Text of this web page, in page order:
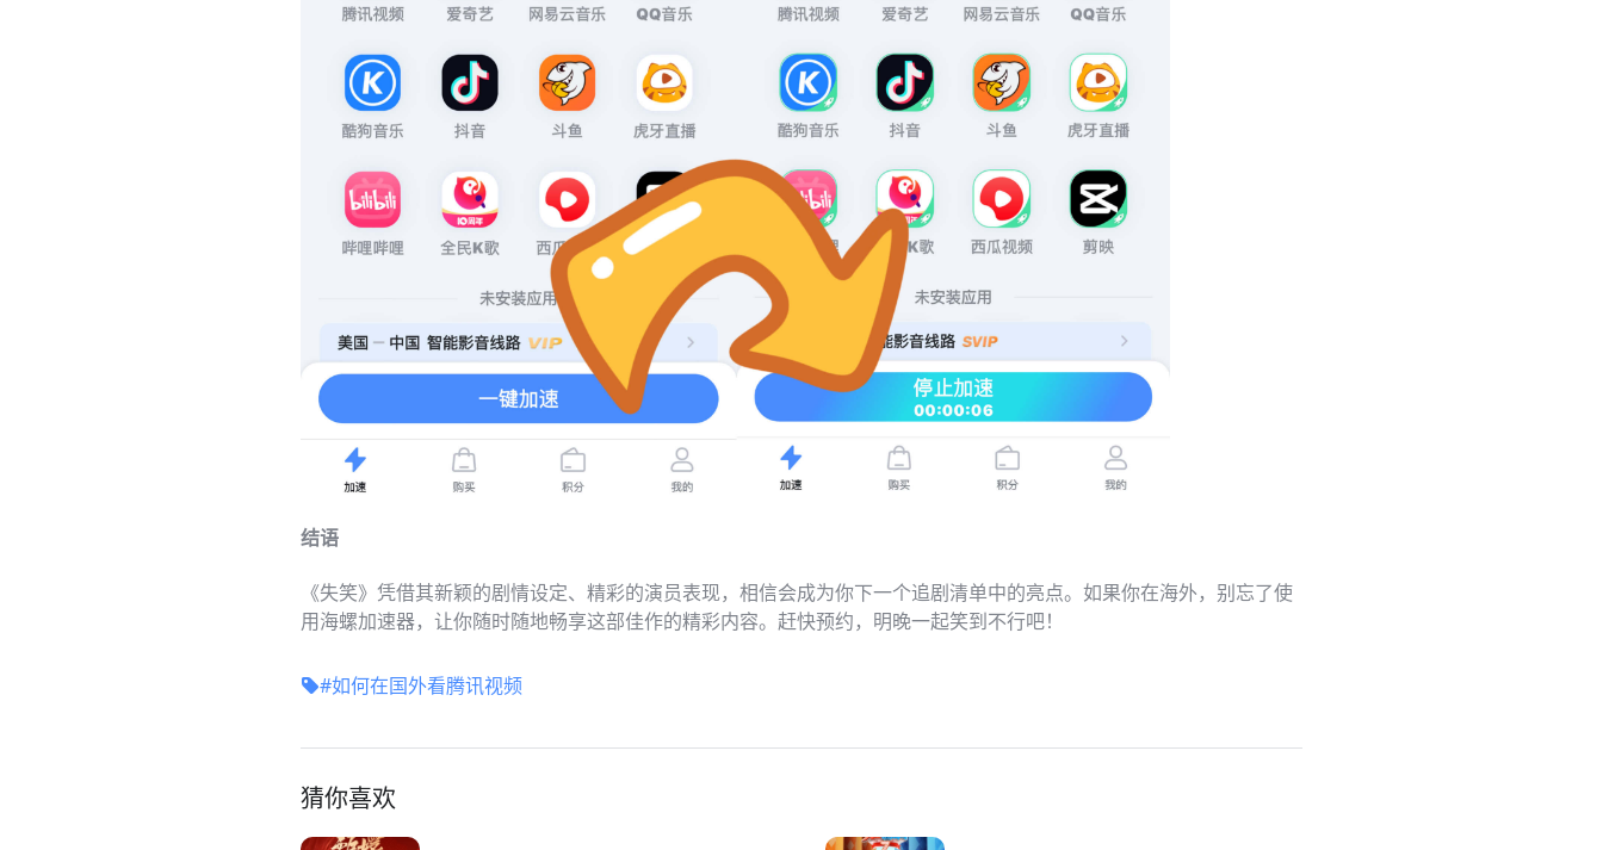
结语
《失笑》凭借其新颖的剧情设定、精彩的演员表现，相信会成为你下一个追剧清单中的亮点。如果你在海外，别忘了使
用海螺加速器，让你随时随地畅享这部佳作的精彩内容。赶快预约，明晚一起笑到不行吧！
#如何在国外看腾讯视频
猜你喜欢